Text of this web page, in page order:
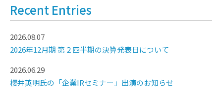
Recent Entries
2026.08.07
2026年12月期 第２四半期の決算発表日について
2026.06.29
櫻井英明氏の「企業IRセミナー」出演のお知らせ